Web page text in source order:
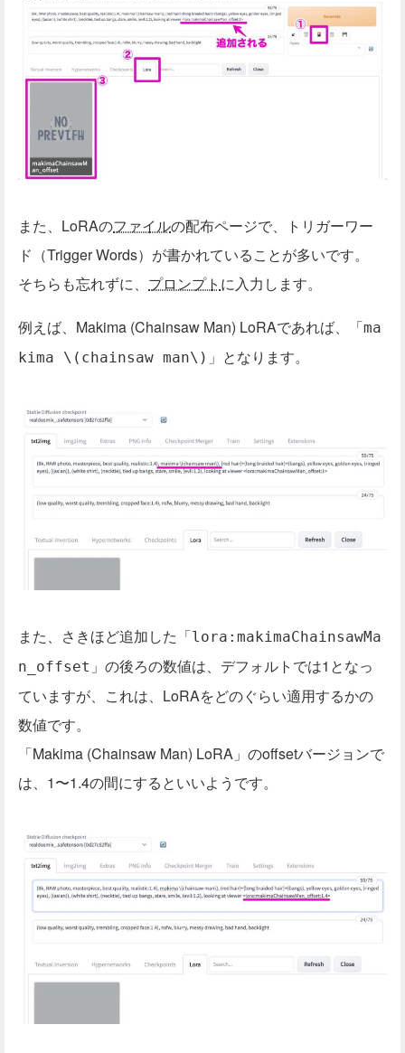
また、LoRAのファイルの配布ページで、トリガーワー
ド（Trigger Words）が書かれていることが多いです。
そちらも忘れずに、 プロンプト に入力します。
例えば、Makima (Chainsaw Man) LoRAであれば、「ma
kima \(chainsaw man\) 」となります。
また、さきほど追加した「lora:makimaChainsawMa
n_offset 」の後ろの数値は、デフォルトでは1となっ
ていますが、これは、LoRAをどのぐらい適用するかの
数値です。
「Makima (Chainsaw Man) LoRA」のoffsetバージョンで
は、1〜1.4の間にするといいようです。